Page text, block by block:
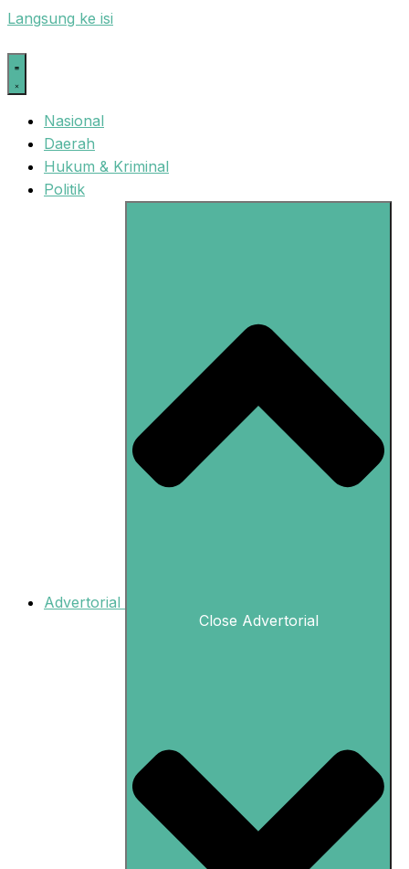
Langsung ke isi
Nasional
Daerah
Hukum & Kriminal
Politik
Advertorial
Close Advertorial